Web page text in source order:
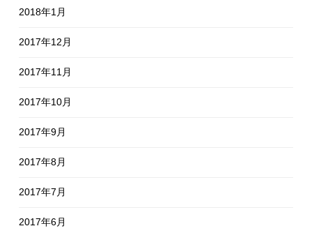
2018年1月
2017年12月
2017年11月
2017年10月
2017年9月
2017年8月
2017年7月
2017年6月